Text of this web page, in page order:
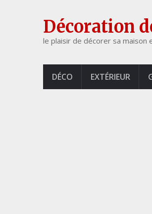
Décoration
le plaisir de décorer sa maison
DÉCO EXTÉRIEUR